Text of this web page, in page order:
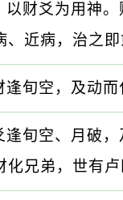
以财爻为用神
近病，治之即
逢旬空，及动
逢旬空、月破
兄弟，世有卢